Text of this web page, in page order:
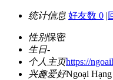
统计信息 好友数 0 |
性别保密
生日-
个人主页https://
兴趣爱好Ngoại